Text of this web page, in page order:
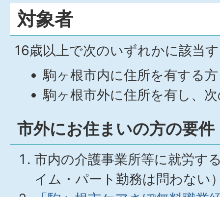
対象者
16歳以上で次のいずれかに該当
駒ヶ根市内に住所を有する方
駒ヶ根市外に住所を有し、
市外にお住まいの方の要件
市内の介護事業所等に就労す
イム・パート勤務は問わない